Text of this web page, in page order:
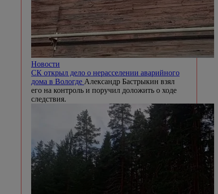
Новости
СК открыл дело о нерасселении аварийного
дома в Вологде Александр Бастрыкин взял
его на контроль и поручил доложить о ходе
следствия.